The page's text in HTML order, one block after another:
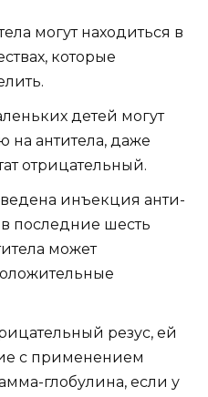
могут находиться в
которые
детей могут
на антитела, даже
отрицательный.
инъекция анти-
последние шесть
может
резус, ей
с применением
глобулина, если у